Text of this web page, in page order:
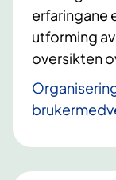
erfaringane
utforming
oversikten